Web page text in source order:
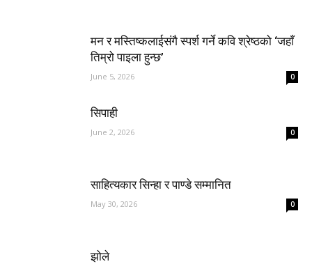
मन र मस्तिष्कलाईसंगै स्पर्श गर्ने कवि श्रेष्ठको ‘जहाँ
तिम्रो पाइला हुन्छ’
June 5, 2026 0
सिपाही
June 2, 2026 0
साहित्यकार सिन्हा र पाण्डे सम्मानित
May 30, 2026 0
झोले